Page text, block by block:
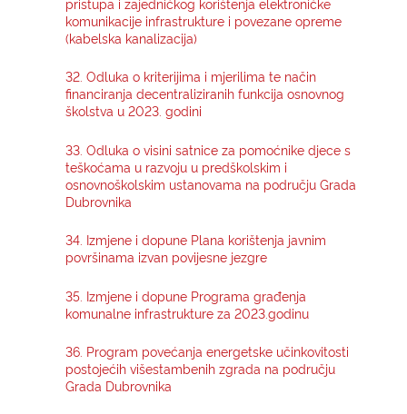
komunikacije infrastrukture i povezane opreme
(kabelska kanalizacija)
32. Odluka o kriterijima i mjerilima te način
financiranja decentraliziranih funkcija osnovnog
školstva u 2023. godini
33. Odluka o visini satnice za pomoćnike djece s
teškoćama u razvoju u predškolskim i
osnovnoškolskim ustanovama na području Grada
Dubrovnika
34. Izmjene i dopune Plana korištenja javnim
površinama izvan povijesne jezgre
35. Izmjene i dopune Programa građenja
komunalne infrastrukture za 2023.godinu
36. Program povećanja energetske učinkovitosti
postojećih višestambenih zgrada na području
Grada Dubrovnika